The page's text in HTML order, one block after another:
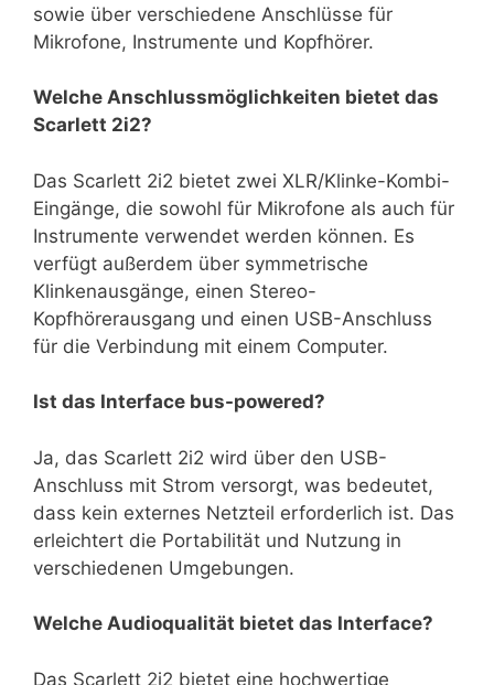
sowie über verschiedene Anschlüsse für
Mikrofone, Instrumente und Kopfhörer.
Welche Anschlussmöglichkeiten bietet das
Scarlett 2i2?
Das Scarlett 2i2 bietet zwei XLR/Klinke-Kombi-
Eingänge, die sowohl für Mikrofone als auch für
Instrumente verwendet werden können. Es
verfügt außerdem über symmetrische
Klinkenausgänge, einen Stereo-
Kopfhörerausgang und einen USB-Anschluss
für die Verbindung mit einem Computer.
Ist das Interface bus-powered?
Ja, das Scarlett 2i2 wird über den USB-
Anschluss mit Strom versorgt, was bedeutet,
dass kein externes Netzteil erforderlich ist. Das
erleichtert die Portabilität und Nutzung in
verschiedenen Umgebungen.
Welche Audioqualität bietet das Interface?
Das Scarlett 2i2 bietet eine hochwertige